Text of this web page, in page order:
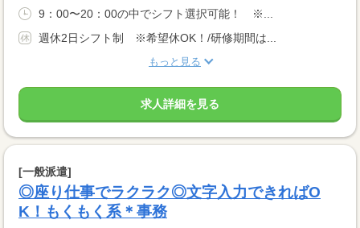
9：00〜20：00の中でシフト選択可能！ ※...
週休2日シフト制 ※希望休OK！/研修期間は...
もっと見る
求人詳細を見る
[一般派遣]
◎座り仕事でラクラク◎文字入力できればO
K！もくもく系＊事務